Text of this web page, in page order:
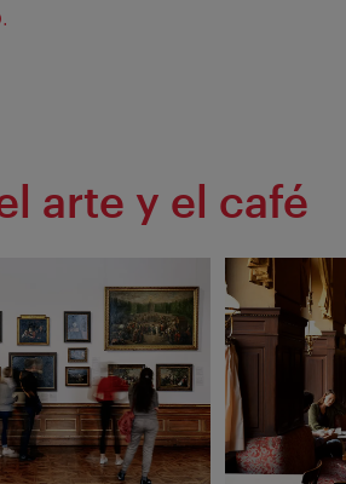
arte y el café